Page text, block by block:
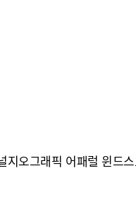
오그래픽 어패럴 윈드